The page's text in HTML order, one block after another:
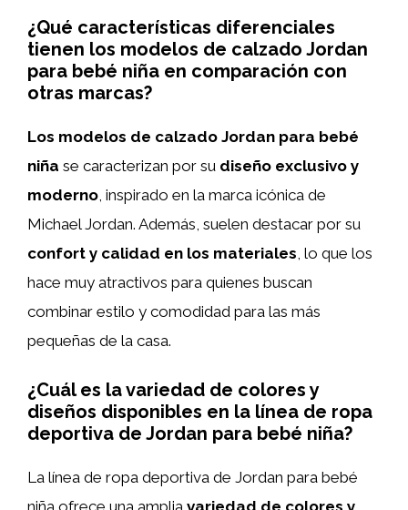
¿Qué características diferenciales
tienen los modelos de calzado Jordan
para bebé niña en comparación con
otras marcas?
Los modelos de calzado Jordan para bebé
niña se caracterizan por su diseño exclusivo y
moderno, inspirado en la marca icónica de
Michael Jordan. Además, suelen destacar por su
confort y calidad en los materiales, lo que los
hace muy atractivos para quienes buscan
combinar estilo y comodidad para las más
pequeñas de la casa.
¿Cuál es la variedad de colores y
diseños disponibles en la línea de ropa
deportiva de Jordan para bebé niña?
La línea de ropa deportiva de Jordan para bebé
niña ofrece una amplia variedad de colores y